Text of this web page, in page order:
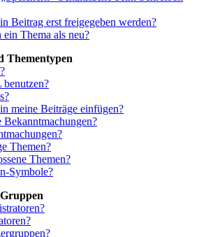
Beitrag erst freigegeben werden?
Thema als neu?
Thementypen
meine Beiträge einfügen?
Bekanntmachungen?
Themen?
Themen?
Symbole?